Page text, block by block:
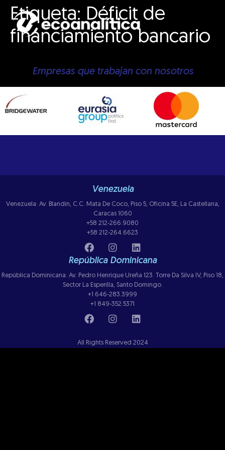
Etiqueta: Déficit de
financiamiento bancario
Empresas que trabajan con nosotros
Venezuela
Venezuela: Av. Blandin, C.C. Mata De Coco, Piso 5, Oficina 5E, La Castellana,
Caracas 1060
+58 212-266.9080
+58 212-264.6623
República Dominicana
República Dominicana: Av. Pedro Henrique Ureña 123. Torre Da Silva IV, Piso 18,
Sector La Esperilla, Santo Domingo.
+1 646-283.3999
+1 849-352.5371
All Rights Reserved 2024